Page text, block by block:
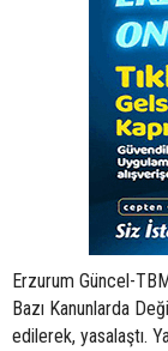
Erzurum Güncel-
Bazı Kanunlarda
edilerek, yasalaştı.